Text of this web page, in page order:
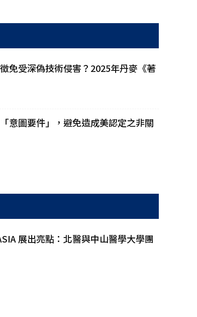
免受深偽技術侵害？2025年丹麥《著
意圖要件」，避免造成美認定之非關
展出亮點：北醫與中山醫學大學團